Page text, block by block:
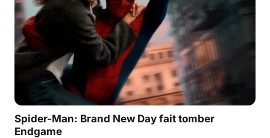
Spider-Man: Brand New Day fait tomber
Endgame